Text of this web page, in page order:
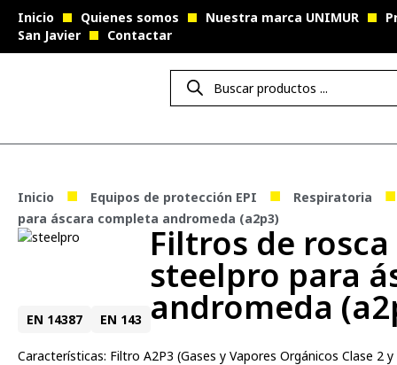
Inicio Quienes somos Nuestra marca UNIMUR
San Javier
Contactar
Inicio ■ Equipos de protección EPI ■ Respiratoria ■
para áscara completa andromeda (a2p3)
Filtros de
steelpro para
andromeda
EN 14387 EN 143
Características: Filtro A2P3 (Gases y Vapores Orgánicos Clase 2